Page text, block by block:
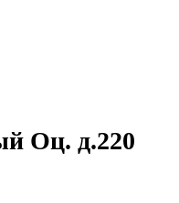
Оц. д.220